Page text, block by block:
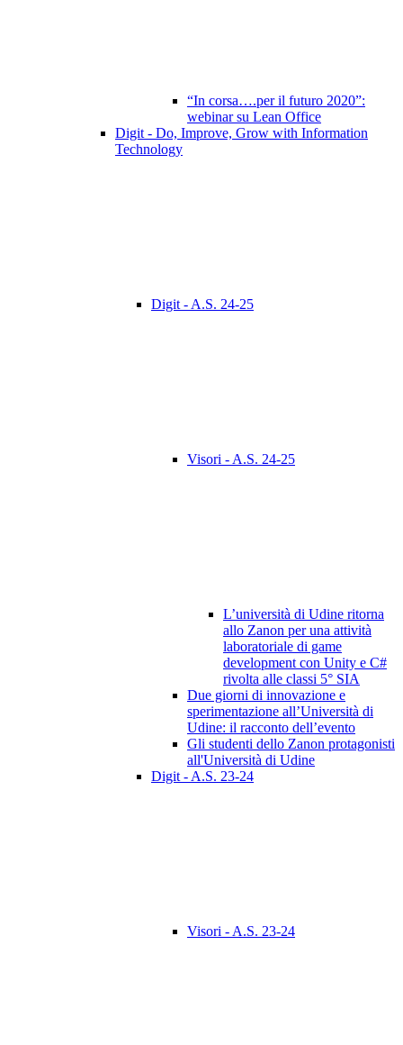
“In corsa….per il futuro 2020”:
webinar su Lean Office
Digit - Do, Improve, Grow with Information
Technology
Digit - A.S. 24-25
Visori - A.S. 24-25
L’università di Udine ritorna
allo Zanon per una attività
laboratoriale di game
development con Unity e C#
rivolta alle classi 5° SIA
Due giorni di innovazione e
sperimentazione all’Università di
Udine: il racconto dell’evento
Gli studenti dello Zanon protagonisti
all'Università di Udine
Digit - A.S. 23-24
Visori - A.S. 23-24